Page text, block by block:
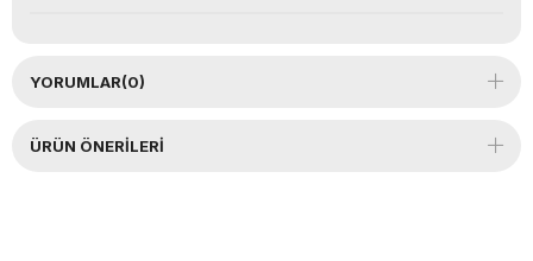
YORUMLAR(0)
ÜRÜN ÖNERILERI